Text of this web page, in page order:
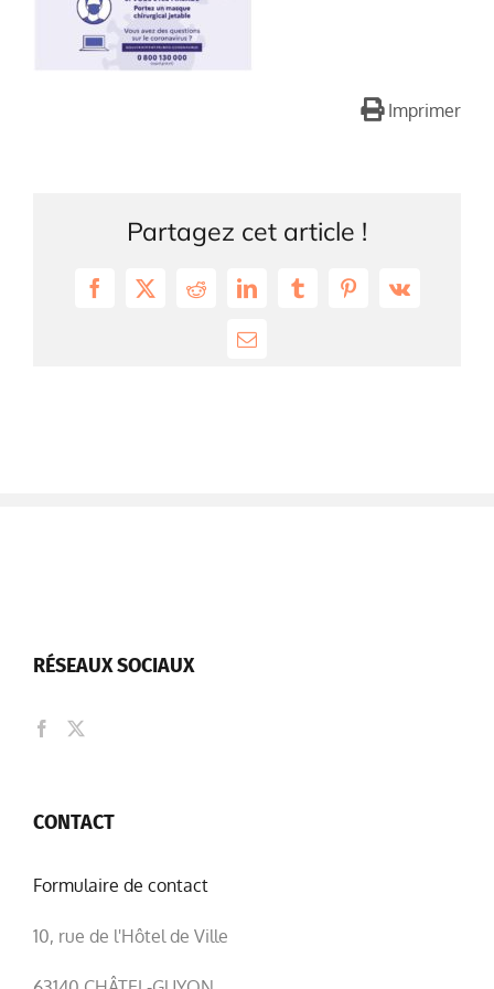
Imprimer
Partagez cet article !
Facebook
X RedditLinkedInTumblrPinterest
Vk
Email
RÉSEAUX SOCIAUX
CONTACT
Formulaire de contact
10, rue de l'Hôtel de Ville